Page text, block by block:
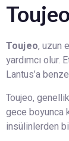
Toujeo, uzun
yardımcı olur.
Lantus’a
Toujeo,
gece boyunca
insülinlerden